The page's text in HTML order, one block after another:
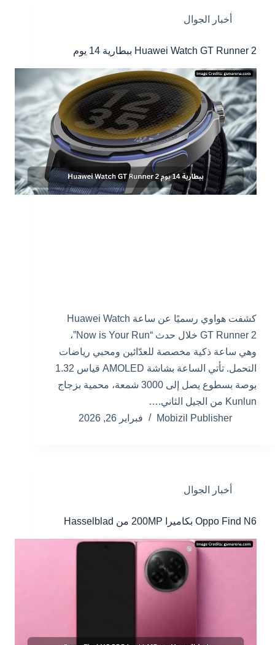
أخبار الجوال
Huawei Watch GT Runner 2 ببطارية 14 يوم
كشفت هواوي رسميًا عن ساعة Huawei Watch
GT Runner 2 خلال حدث “Now is Your Run”،
وهي ساعة ذكية مخصصة للعدّائين ومحبي رياضات
التحمل. تأتي الساعة بشاشة AMOLED قياس 1.32
بوصة بسطوع يصل إلى 3000 شمعة، محمية بزجاج
Kunlun من الجيل الثاني.…
Mobizil Publisher
فبراير 26, 2026
أخبار الجوال
Oppo Find N6 بكاميرا 200MP من Hasselblad